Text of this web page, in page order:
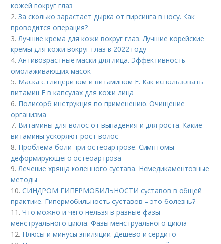
кожей вокруг глаз
2.За сколько зарастает дырка от пирсинга в носу. Как
проводится операция?
3.Лучшие крема для кожи вокруг глаз. Лучшие корейские
кремы для кожи вокруг глаз в 2022 году
4.Антивозрастные маски для лица. Эффективность
омолаживающих масок
5. Маска с глицерином и витамином Е. Как использовать
витамин E в капсулах для кожи лица
6. Полисорб инструкция по применению. Очищение
организма
7. Витамины для волос от выпадения и для роста. Какие
витамины ускоряют рост волос
8. Проблема боли при остеоартрозе. Симптомы
деформирующего остеоартроза
9.Лечение хряща коленного сустава. Немедикаментозные
методы
10.СИНДРОМ ГИПЕРМОБИЛЬНОСТИ суставов в общей
практике. Гипермобильность суставов – это болезнь?
11.Что можно и чего нельзя в разные фазы
менструального цикла. Фазы менструального цикла
12. Плюсы и минусы эпиляции. Дешево и сердито